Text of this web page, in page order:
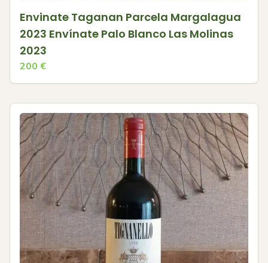
Envinate Taganan Parcela Margalagua
2023 Envínate Palo Blanco Las Molinas
2023
200 €